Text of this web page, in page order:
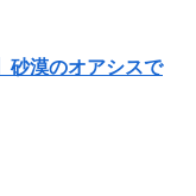
砂漠のオアシスで